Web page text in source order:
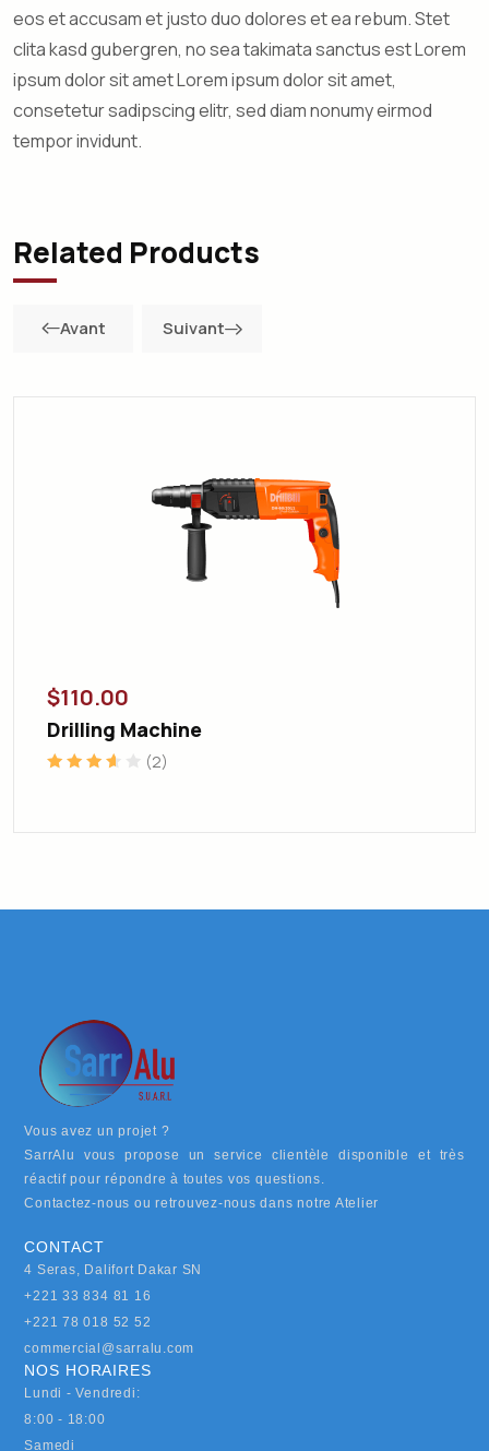
eos et accusam et justo duo dolores et ea rebum. Stet
clita kasd gubergren, no sea takimata sanctus est Lorem
ipsum dolor sit amet Lorem ipsum dolor sit amet,
consetetur sadipscing elitr, sed diam nonumy eirmod
tempor invidunt.
Related Products
Avant Suivant
$110.00
Drilling Machine
(2)
Vous avez un projet ?
SarrAlu vous propose un service clientèle disponible et très
réactif pour répondre à toutes vos questions.
Contactez-nous ou retrouvez-nous dans notre Atelier
CONTACT
4 Seras, Dalifort Dakar SN
+221 33 834 81 16
+221 78 018 52 52
commercial@sarralu.com
NOS HORAIRES
Lundi - Vendredi:
8:00 - 18:00
Samedi